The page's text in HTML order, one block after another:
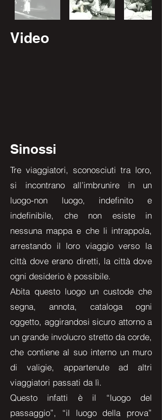
Video
Sinossi
Tre viaggiatori, sconosciuti tra loro,
si incontrano all’imbrunire in un
luogo-non luogo, indefinito e
indefinibile, che non esiste in
nessuna mappa e che li intrappola,
arrestando il loro viaggio verso la
città dove erano diretti, la città dove
ogni desiderio è possibile.
Abita questo luogo un custode che
segna, annota, cataloga ogni
oggetto, aggirandosi sicuro attorno a
un grande involucro stretto da corde,
che contiene al suo interno un muro
di valigie, appartenute ad altri
viaggiatori passati da lì.
Questo infatti è il “luogo del
passaggio”, “il luogo della prova”